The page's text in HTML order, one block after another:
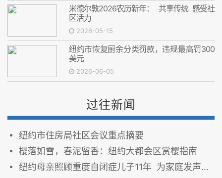
米德尔敦2026农历新年： 共享传统 感受社
区活力
2026-05-15
纽约市恢复厨余分类罚款，违规最高罚300
美元
2026-06-05
过往新闻
纽约市住房局社区会议重点摘要
樱落如雪，春泥留香：纽约大都会区赏樱指南
纽约母亲照顾重度自闭症儿子11年 为家庭发声争取更多支持